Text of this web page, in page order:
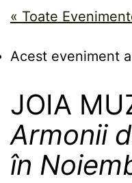
« Toate
Acest eveniment
JOIA
Armonii
în